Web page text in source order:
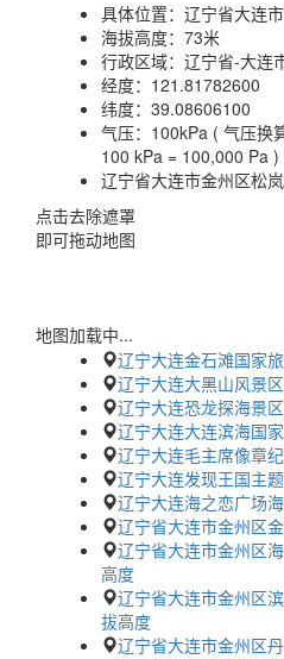
具体位置： 辽宁省大连
海拔高度： 73米
行政区域： 辽宁省-大连
经度： 121.81782600
纬度： 39.08606100
气压： 100kPa ( 气压换
100 kPa = 100,000 Pa )
辽宁省大连市金州区松
点击去除遮罩
即可拖动地图
地图加载中...
辽宁大连金石滩国家
辽宁大连大黑山风景
辽宁大连恐龙探海景
辽宁大连大连滨海国
辽宁大连毛主席像章
辽宁大连发现王国主
辽宁大连海之恋广场
辽宁省大连市金州区
辽宁省大连市金州区
高度
辽宁省大连市金州区
拔高度
辽宁省大连市金州区